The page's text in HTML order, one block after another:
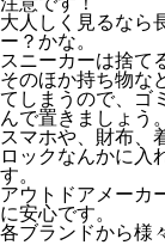
大人しく見るなら
ー？かな。
スニーカーは捨て
そのほか持ち物な
てしまうので、ゴ
んで置きましょう。
スマホや、財布、
ロックなんかに入
す。
アウトドアメーカ
に安心です。
各ブランドから様